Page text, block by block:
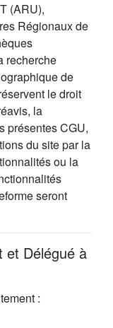
(ARU),
Régionaux de
recherche
de
le droit
la
présentes CGU,
du site par la
ou la
seront
et Délégué à
: